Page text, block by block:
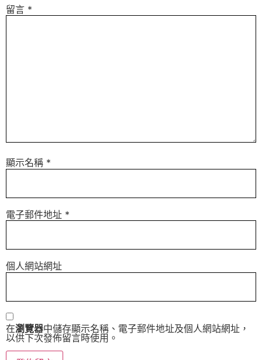
留言 *
顯示名稱 *
電子郵件地址 *
個人網站網址
在瀏覽器中儲存顯示名稱、電子郵件地址及個人網站網址，
以供下次發佈留言時使用。